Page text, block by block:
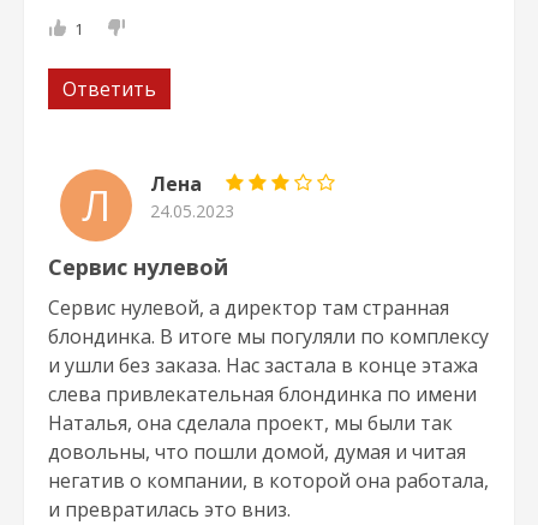
1
Ответить
Л Лена
24.05.2023
Сервис нулевой
Сервис нулевой, а директор там странная
блондинка. В итоге мы погуляли по комплексу
и ушли без заказа. Нас застала в конце этажа
слева привлекательная блондинка по имени
Наталья, она сделала проект, мы были так
довольны, что пошли домой, думая и читая
негатив о компании, в которой она работала,
и превратилась это вниз.